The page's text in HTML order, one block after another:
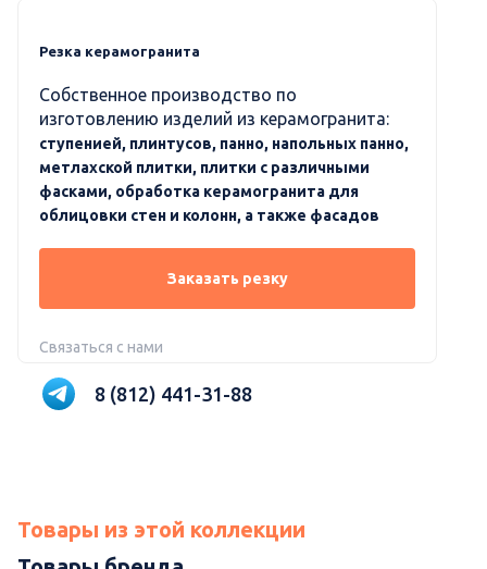
Резка керамогранита
Собственное производство по
изготовлению изделий из керамогранита:
ступенией, плинтусов, панно, напольных панно,
метлахской плитки, плитки с различными
фасками, обработка керамогранита для
облицовки стен и колонн, а также фасадов
Заказать резку
Связаться с нами
8 (812) 441-31-88
Товары из этой коллекции